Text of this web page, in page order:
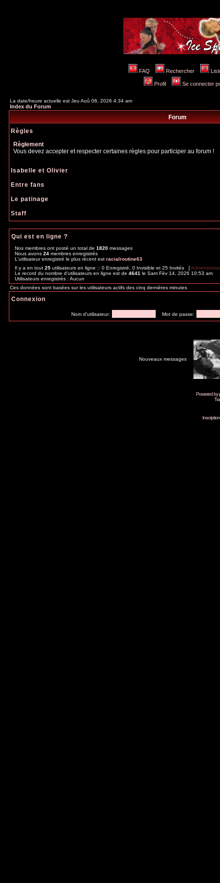
FAQ Rechercher
Profil Se connecter
La date/heure actuelle est Jeu Aoû 06, 2026 4:34 am
Index du Forum
Forum
Règles
Règlement
Vous devez accepter et respecter certaines règles pour participer au forum !
Isabelle et Olivier
Entre fans
Le patinage
Staff
Qui est en ligne ?
Nos membres ont posté un total de 1820 messages
Nous avons 24 membres enregistrés
L'utilisateur enregistré le plus récent est racialroutine63
Il y a en tout 25 utilisateurs en ligne :: 0 Enregistré, 0 Invisible et 25 Invités [
Le record du nombre d'utilisateurs en ligne est de 4641 le Sam Fév 14, 2026 10:53 am
Utilisateurs enregistrés : Aucun
Ces données sont basées sur les utilisateurs actifs des cinq dernières minutes
Connexion
Nom d'utilisateur: Mot de passe:
Nouveaux messages
Powered by